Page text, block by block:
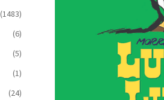
(1483)
(6)
(5)
(1)
(24)